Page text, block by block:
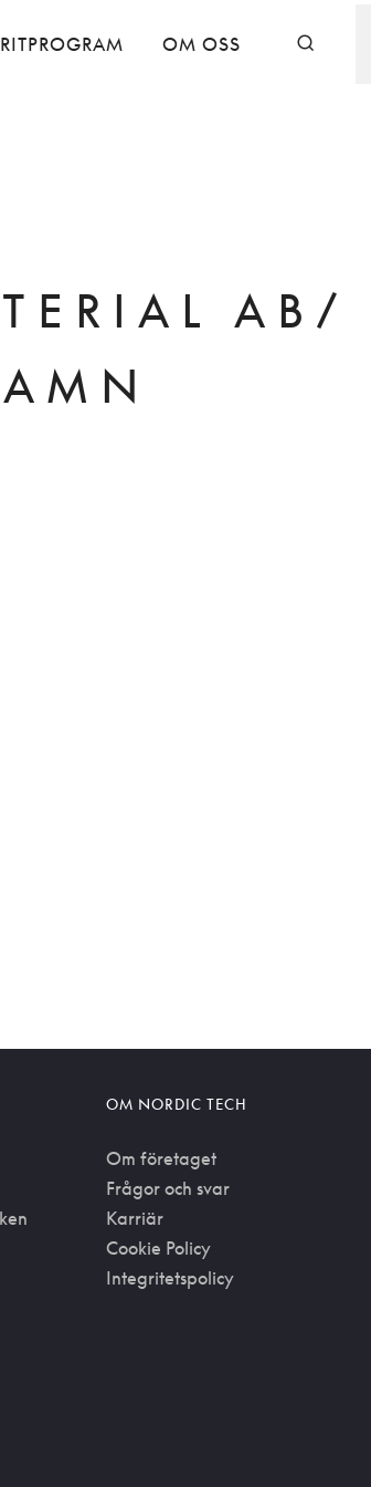
RITPROGRAM OM OSS
AB/
OM NORDIC TECH
Om företaget
Frågor och svar
Karriär
Cookie Policy
Integritetspolicy